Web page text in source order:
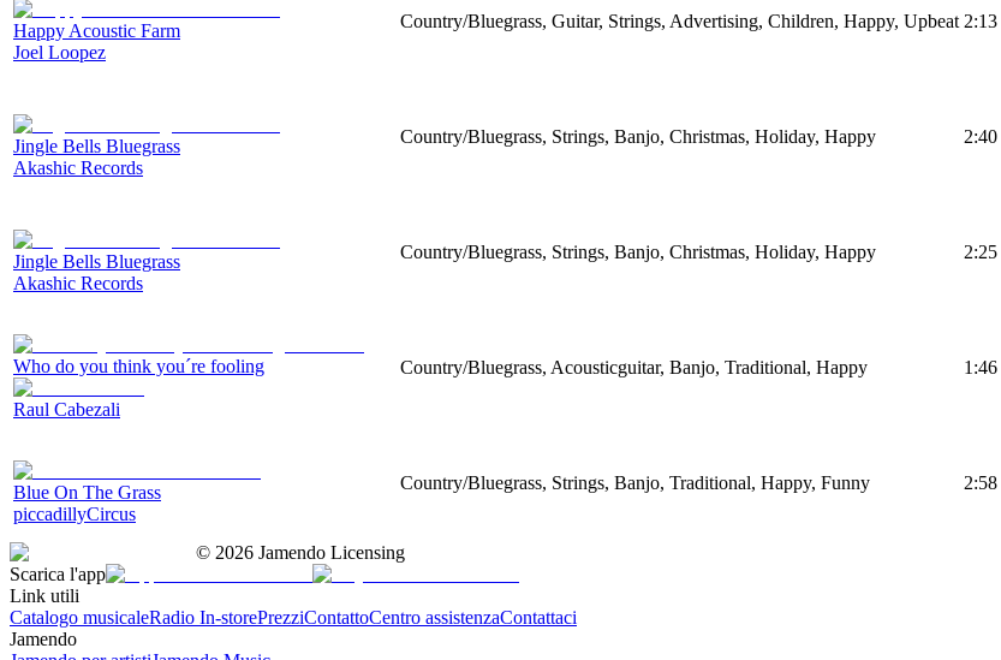
Happy Acoustic Farm
Joel Loopez
Country/Bluegrass, Guitar, Strings, Advertising, Children, Happy, Upbeat 2:13
Jingle Bells Bluegrass
Akashic Records
Country/Bluegrass, Strings, Banjo, Christmas, Holiday, Happy 2:40
Jingle Bells Bluegrass
Akashic Records
Country/Bluegrass, Strings, Banjo, Christmas, Holiday, Happy 2:25
Who do you think you´re fooling
Raul Cabezali
Country/Bluegrass, Acousticguitar, Banjo, Traditional, Happy 1:46
Blue On The Grass
piccadillyCircus
Country/Bluegrass, Strings, Banjo, Traditional, Happy, Funny 2:58
© 2026 Jamendo Licensing
Scarica l'app
Link utili
Catalogo musicaleRadio In-storePrezziContattoCentro assistenzaContattaci
Jamendo